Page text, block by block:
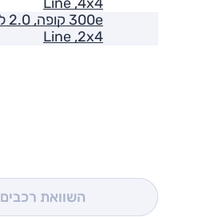
Line ,2x4
השוואת רכבים